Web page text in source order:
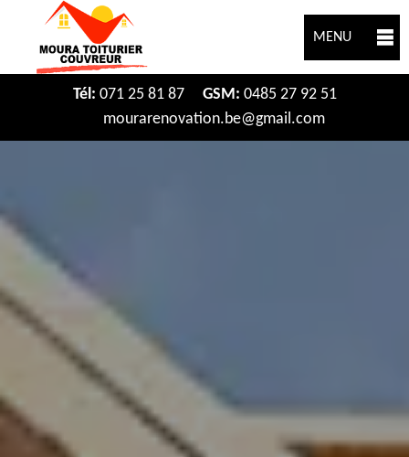
MENU
Tél: 071 25 81 87 GSM: 0485 27 92 51
mourarenovation.be@gmail.com